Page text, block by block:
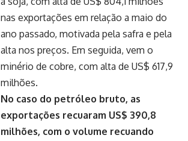
nas exportações em relação a maio do
ano passado, motivada pela safra e pela
alta nos preços. Em seguida, vem o
minério de cobre, com alta de US$ 617,9
milhões.
No caso do petróleo bruto, as
exportações recuaram US$ 390,8
milhões, com o volume recuando